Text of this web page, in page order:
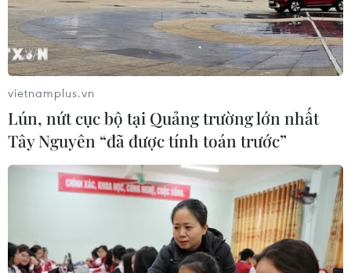
vietnamplus.vn
Lún, nứt cục bộ tại Quảng trường lớn nhất
Tây Nguyên “đã được tính toán trước”